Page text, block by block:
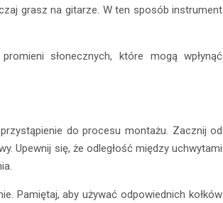
grasz na gitarze. W ten sposób instrument
słonecznych, które mogą wpłynąć
do procesu montażu. Zacznij od
Upewnij się, że odległość między uchwytami
Pamiętaj, aby używać odpowiednich kołków